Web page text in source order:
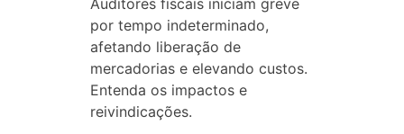
Auditores fiscais iniciam greve
por tempo indeterminado,
afetando liberação de
mercadorias e elevando custos.
Entenda os impactos e
reivindicações.